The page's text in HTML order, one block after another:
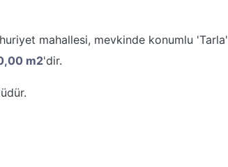
mahallesi, mevkinde konumlu 'Tarla'
m2'dir.